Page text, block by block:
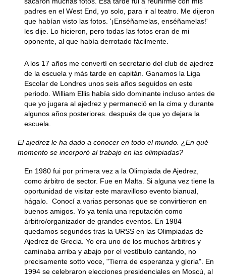
padres en el West End, yo solo, para ir al teatro. Me dijeron
que habían visto las fotos. '¡Enséñamelas, enséñamelas!'
les dije. Lo hicieron, pero todas las fotos eran de mi
oponente, al que había derrotado fácilmente.
A los 17 años me convertí en secretario del club de ajedrez
de la escuela y más tarde en capitán. Ganamos la Liga
Escolar de Londres unos seis años seguidos en este
periodo. William Ellis había sido dominante incluso antes de
que yo jugara al ajedrez y permaneció en la cima y durante
algunos años posteriores. después de que yo dejara la
escuela.
El ajedrez le ha dado a conocer en todo el mundo. ¿En qué
momento se incorporó al trabajo en las olimpiadas?
En 1980 fui por primera vez a la Olimpiada de Ajedrez,
como árbitro de sector. Fue en Malta. Si alguna vez tiene la
oportunidad de visitar este maravilloso evento bianual,
hágalo. Conocí a varias personas que se convirtieron en
buenos amigos. Yo ya tenía una reputación como
árbitro/organizador de grandes eventos. En 1984
quedamos segundos tras la URSS en las Olimpiadas de
Ajedrez de Grecia. Yo era uno de los muchos árbitros y
caminaba arriba y abajo por el vestíbulo cantando, no
precisamente sotto voce, "Tierra de esperanza y gloria". En
1994 se celebraron elecciones presidenciales en Moscú, al